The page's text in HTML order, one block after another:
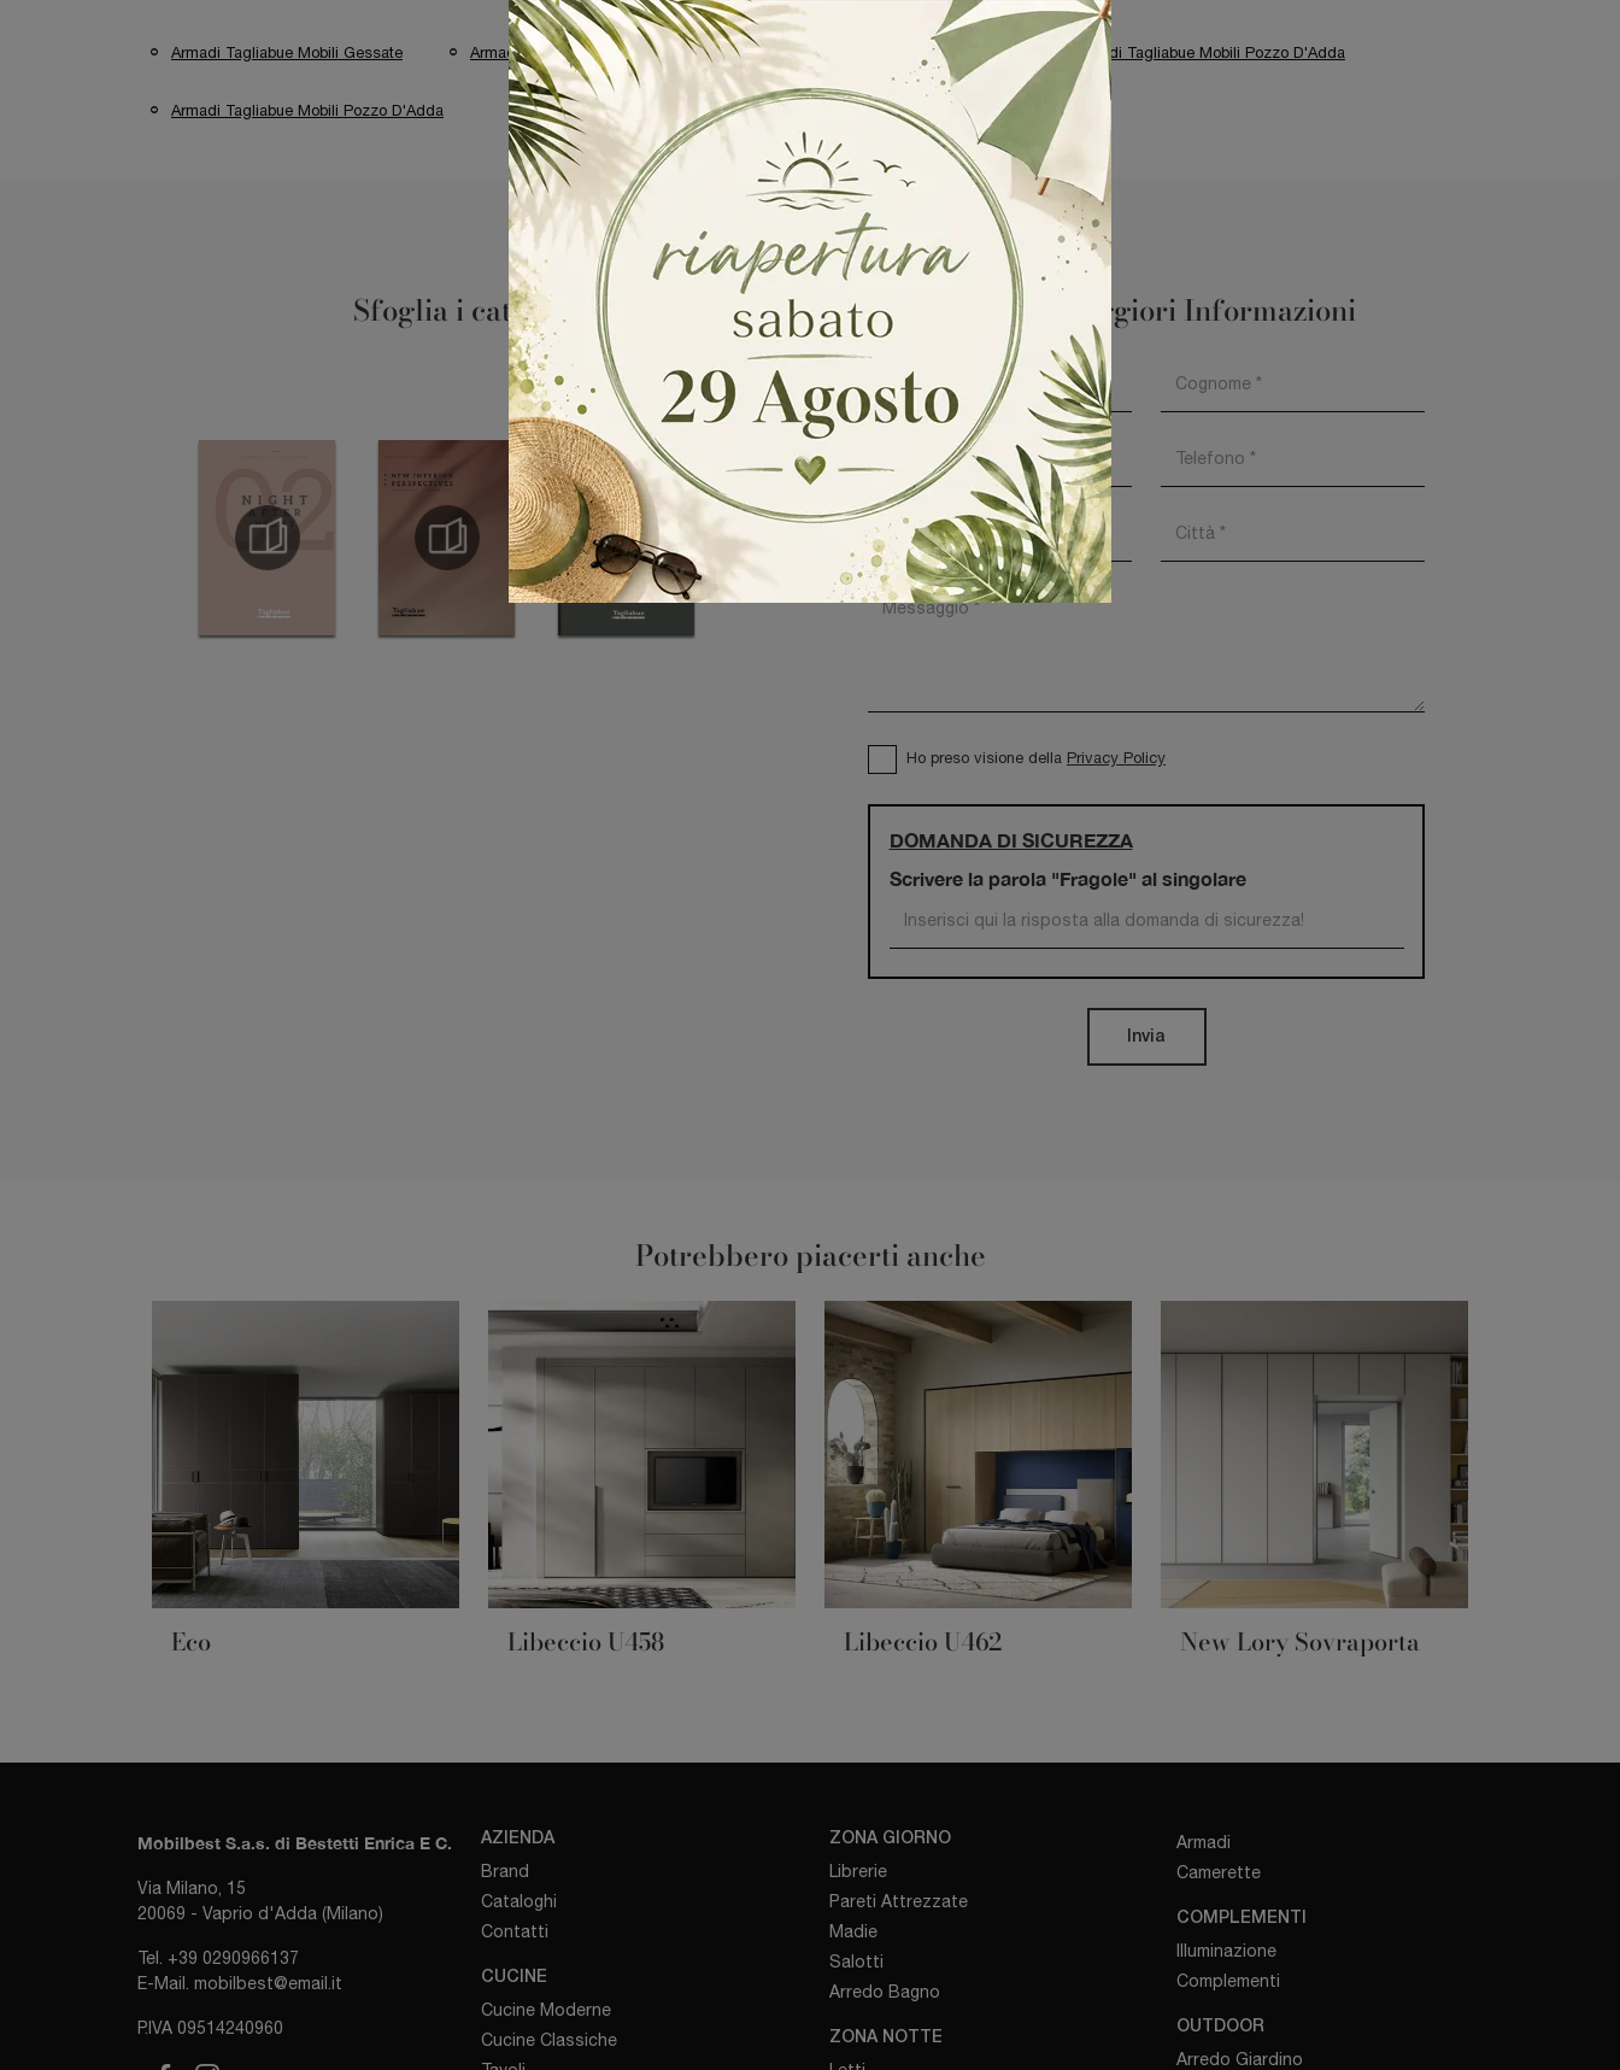
Armadi Tagliabue Mobili Gessate Armadi Tagliabue Mobili Gorgonzola Armadi Tagliabue Mobili Melzo Armadi Tagliabue Mobili Pozzo D'Adda
Armadi Tagliabue Mobili Pozzo D'Adda
Sfoglia i cataloghi Richiedi Maggiori Informazioni
Ho preso visione della Privacy Policy
DOMANDA DI SICUREZZA
Scrivere la parola "Fragole" al singolare
Invia
Potrebbero piacerti anche
Eco Libeccio U458 Libeccio U462 New Lory Sovraporta
Mobilbest S.a.s. di Bestetti Enrica E C.
Via Milano, 15
20069 - Vaprio d'Adda (Milano)
Tel. +39 0290966137
E-Mail. mobilbest@email.it
P.IVA 09514240960
AZIENDA
Brand
Cataloghi
Contatti
CUCINE
Cucine Moderne
Cucine Classiche
ZONA GIORNO
Librerie
Pareti Attrezzate
Madie
Salotti
Arredo Bagno
ZONA NOTTE
Armadi
Camerette
COMPLEMENTI
Illuminazione
Complementi
OUTDOOR
Arredo Giardino